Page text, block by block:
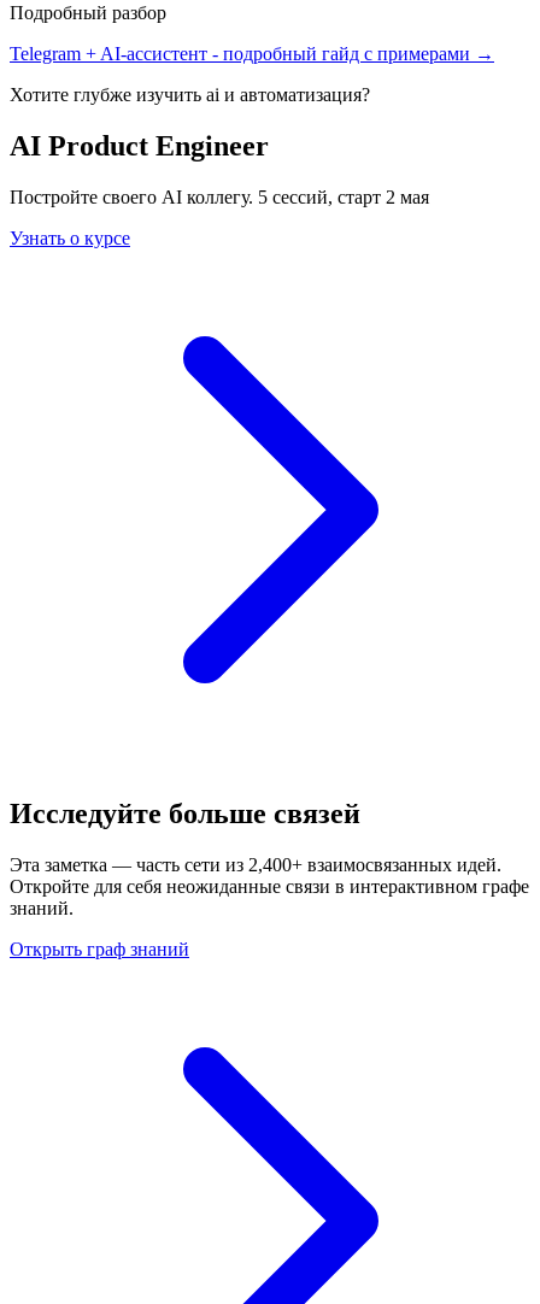
Подробный разбор
Telegram + AI-ассистент - подробный гайд с примерами →
Хотите глубже изучить ai и автоматизация?
AI Product Engineer
Постройте своего AI коллегу. 5 сессий, старт 2 мая
Узнать о курсе
Исследуйте больше связей
Эта заметка — часть сети из 2,400+ взаимосвязанных идей.
Откройте для себя неожиданные связи в интерактивном графе
знаний.
Открыть граф знаний